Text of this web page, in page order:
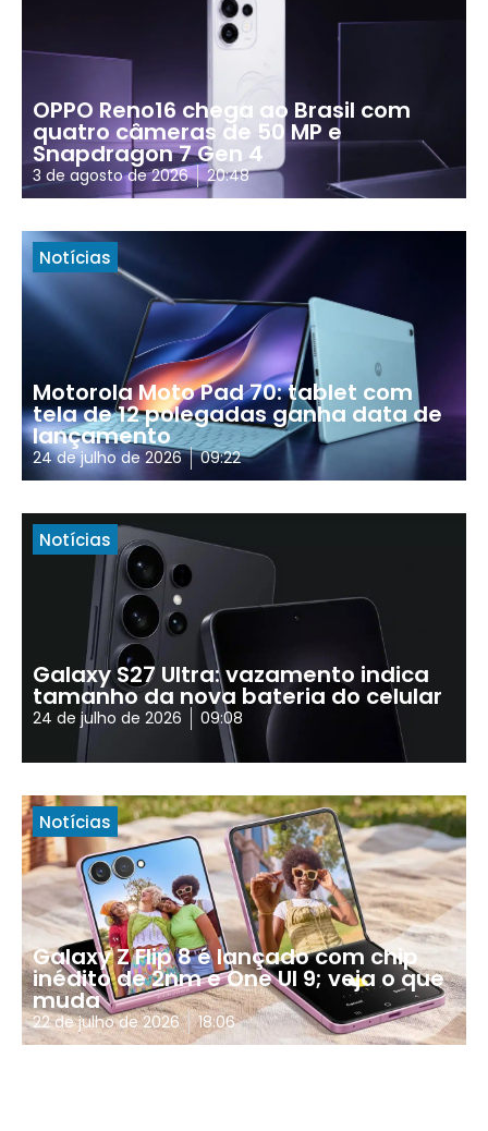
OPPO Reno16 chega ao Brasil com
quatro câmeras de 50 MP e
Snapdragon 7 Gen 4
3 de agosto de 2026 20:48
Notícias
Motorola Moto Pad 70: tablet com
tela de 12 polegadas ganha data de
lançamento
24 de julho de 2026 09:22
Notícias
Galaxy S27 Ultra: vazamento indica
tamanho da nova bateria do celular
24 de julho de 2026 09:08
Notícias
Galaxy Z Flip 8 é lançado com chip
inédito de 2nm e One UI 9; veja o que
muda
22 de julho de 2026 18:06